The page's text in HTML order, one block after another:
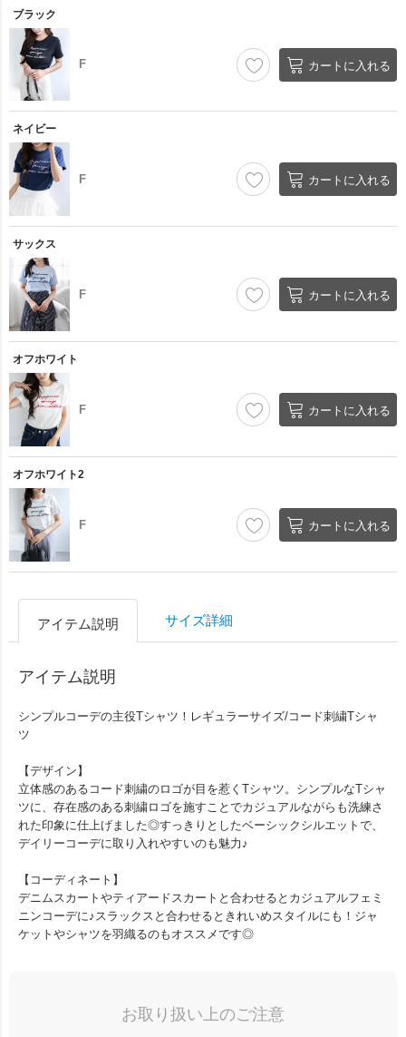
ブラック
F カートに入れる
ネイビー
F カートに入れる
サックス
F カートに入れる
オフホワイト
F カートに入れる
オフホワイト2
F カートに入れる
アイテム説明 サイズ詳細
アイテム説明
シンプルコーデの主役Tシャツ！レギュラーサイズ/コード刺繍Tシャ
ツ
【デザイン】
立体感のあるコード刺繍のロゴが目を惹くTシャツ。シンプルなTシャ
ツに、存在感のある刺繍ロゴを施すことでカジュアルながらも洗練さ
れた印象に仕上げました◎すっきりとしたベーシックシルエットで、
デイリーコーデに取り入れやすいのも魅力♪
【コーディネート】
デニムスカートやティアードスカートと合わせるとカジュアルフェミ
ニンコーデに♪スラックスと合わせるときれいめスタイルにも！ジャ
ケットやシャツを羽織るのもオススメです◎
お取り扱い上のご注意